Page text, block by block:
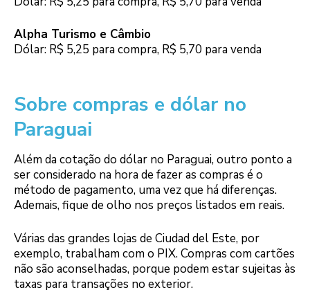
Alpha Turismo e Câmbio
Dólar: R$ 5,25 para compra, R$ 5,70 para venda
Sobre compras e dólar no
Paraguai
Além da cotação do dólar no Paraguai, outro ponto a
ser considerado na hora de fazer as compras é o
método de pagamento, uma vez que há diferenças.
Ademais, fique de olho nos preços listados em reais.
Várias das grandes lojas de Ciudad del Este, por
exemplo, trabalham com o PIX. Compras com cartões
não são aconselhadas, porque podem estar sujeitas às
taxas para transações no exterior.